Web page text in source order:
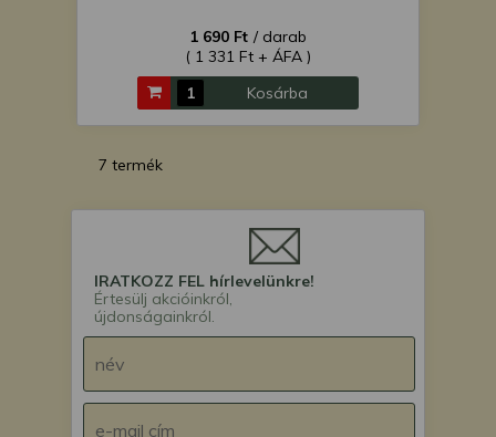
1 690 Ft / darab
( 1 331 Ft + ÁFA )
Kosárba
7 termék
IRATKOZZ FEL hírlevelünkre!
Értesülj akcióinkról,
újdonságainkról.